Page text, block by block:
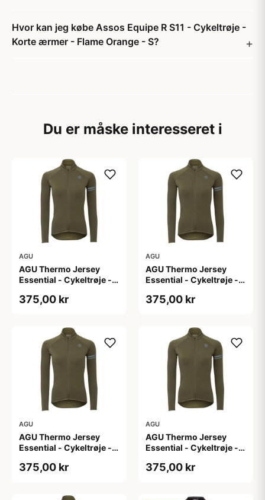
Hvor kan jeg købe Assos Equipe R S11 - Cykeltrøje -
Korte ærmer - Flame Orange - S?
Du er måske interesseret i
AGU
AGU Thermo Jersey
Essential - Cykeltrøje -
L
375,00 kr
AGU
AGU Thermo Jersey
Essential - Cykeltrøje -
M
375,00 kr
AGU
AGU Thermo Jersey
Essential - Cykeltrøje -
S
375,00 kr
AGU
AGU Thermo Jersey
Essential - Cykeltrøje -
XL
375,00 kr